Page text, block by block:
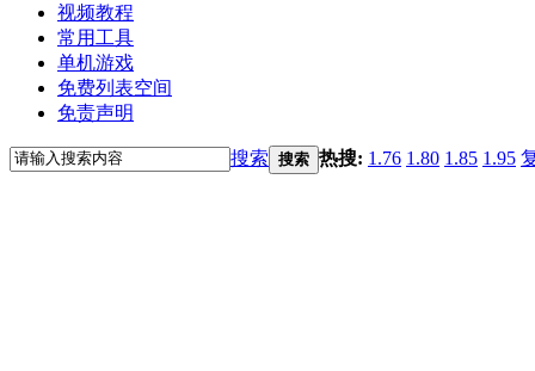
视频教程
常用工具
单机游戏
免费列表空间
免责声明
搜索 搜索 热搜: 1.76 1.80 1.85 1.95